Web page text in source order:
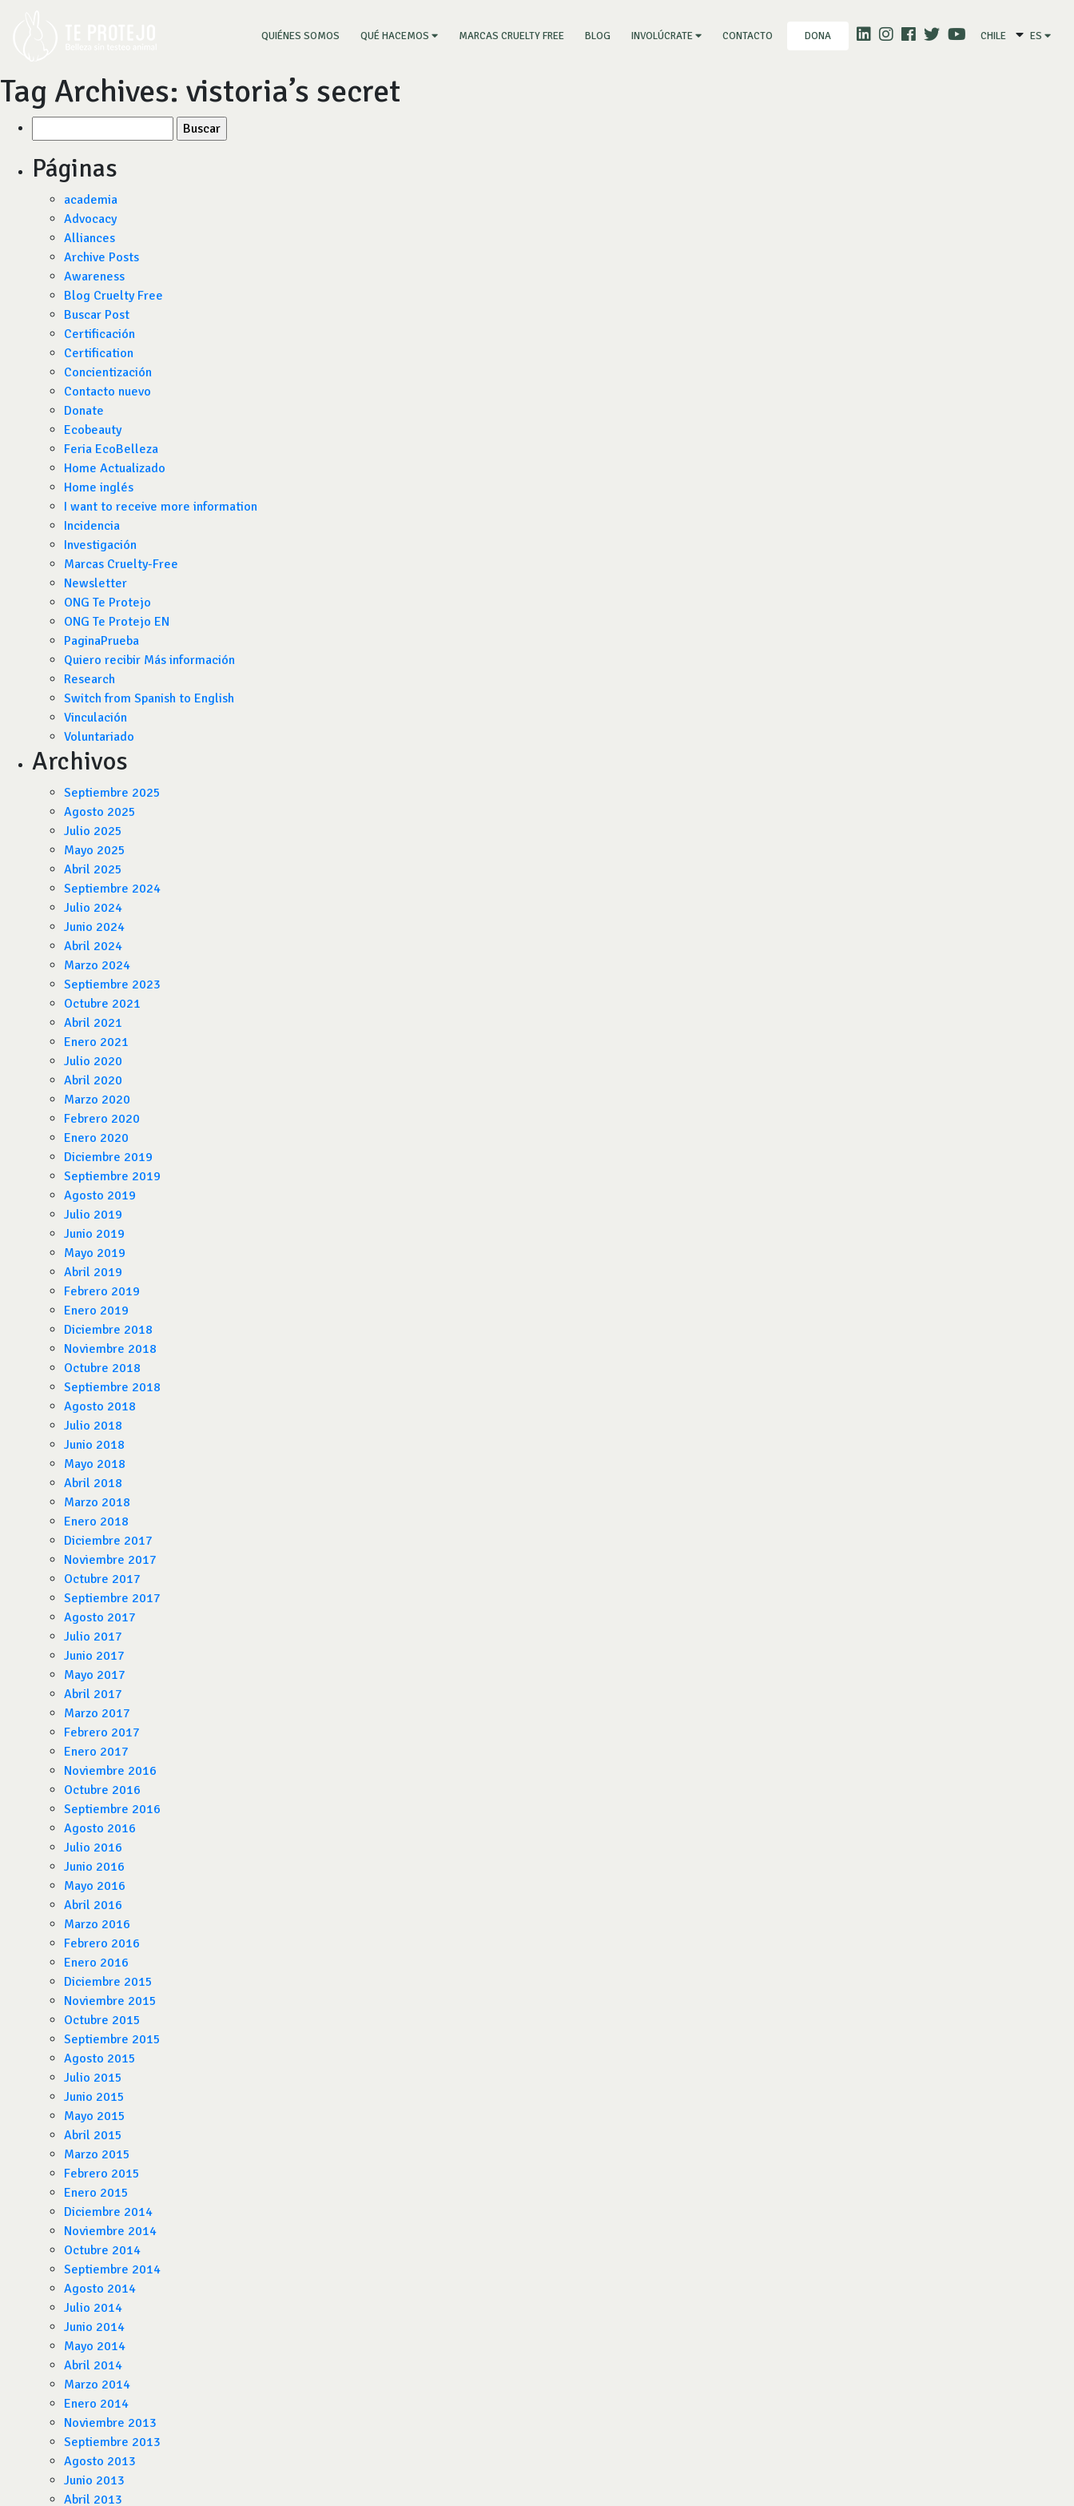
QUIÉNES SOMOS (CURRENT)
QUÉ HACEMOS MARCAS CRUELTY FREE BLOG INVOLÚCRATE CONTACTO DONA CHILE ES
Tag Archives: vistoria’s secret
por:
Páginas
academia
Advocacy
Alliances
Archive Posts
Awareness
Blog Cruelty Free
Buscar Post
Certificación
Certification
Concientización
Contacto nuevo
Donate
Ecobeauty
Feria EcoBelleza
Home Actualizado
Home inglés
I want to receive more information
Incidencia
Investigación
Marcas Cruelty-Free
Newsletter
ONG Te Protejo
ONG Te Protejo EN
PaginaPrueba
Quiero recibir Más información
Research
Switch from Spanish to English
Vinculación
Voluntariado
Archivos
Septiembre 2025
Agosto 2025
Julio 2025
Mayo 2025
Abril 2025
Septiembre 2024
Julio 2024
Junio 2024
Abril 2024
Marzo 2024
Septiembre 2023
Octubre 2021
Abril 2021
Enero 2021
Julio 2020
Abril 2020
Marzo 2020
Febrero 2020
Enero 2020
Diciembre 2019
Septiembre 2019
Agosto 2019
Julio 2019
Junio 2019
Mayo 2019
Abril 2019
Febrero 2019
Enero 2019
Diciembre 2018
Noviembre 2018
Octubre 2018
Septiembre 2018
Agosto 2018
Julio 2018
Junio 2018
Mayo 2018
Abril 2018
Marzo 2018
Enero 2018
Diciembre 2017
Noviembre 2017
Octubre 2017
Septiembre 2017
Agosto 2017
Julio 2017
Junio 2017
Mayo 2017
Abril 2017
Marzo 2017
Febrero 2017
Enero 2017
Noviembre 2016
Octubre 2016
Septiembre 2016
Agosto 2016
Julio 2016
Junio 2016
Mayo 2016
Abril 2016
Marzo 2016
Febrero 2016
Enero 2016
Diciembre 2015
Noviembre 2015
Octubre 2015
Septiembre 2015
Agosto 2015
Julio 2015
Junio 2015
Mayo 2015
Abril 2015
Marzo 2015
Febrero 2015
Enero 2015
Diciembre 2014
Noviembre 2014
Octubre 2014
Septiembre 2014
Agosto 2014
Julio 2014
Junio 2014
Mayo 2014
Abril 2014
Marzo 2014
Enero 2014
Noviembre 2013
Septiembre 2013
Agosto 2013
Junio 2013
Abril 2013